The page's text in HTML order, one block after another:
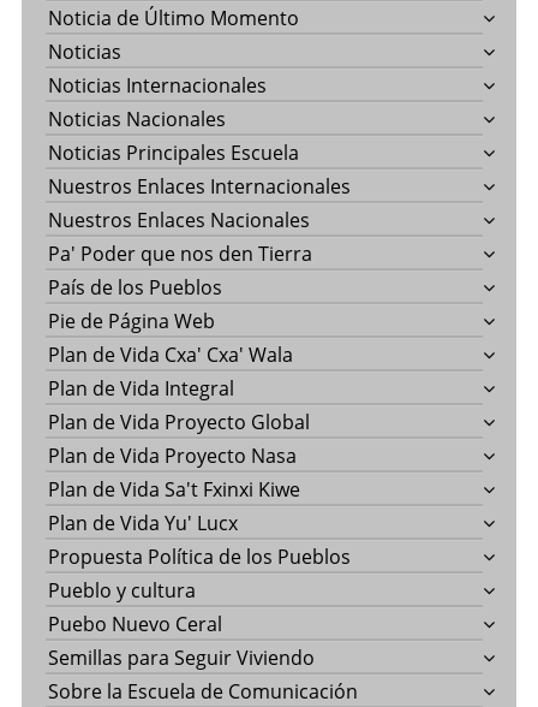
Noticia de Último Momento
Noticias
Noticias Internacionales
Noticias Nacionales
Noticias Principales Escuela
Nuestros Enlaces Internacionales
Nuestros Enlaces Nacionales
Pa' Poder que nos den Tierra
País de los Pueblos
Pie de Página Web
Plan de Vida Cxa' Cxa' Wala
Plan de Vida Integral
Plan de Vida Proyecto Global
Plan de Vida Proyecto Nasa
Plan de Vida Sa't Fxinxi Kiwe
Plan de Vida Yu' Lucx
Propuesta Política de los Pueblos
Pueblo y cultura
Puebo Nuevo Ceral
Semillas para Seguir Viviendo
Sobre la Escuela de Comunicación